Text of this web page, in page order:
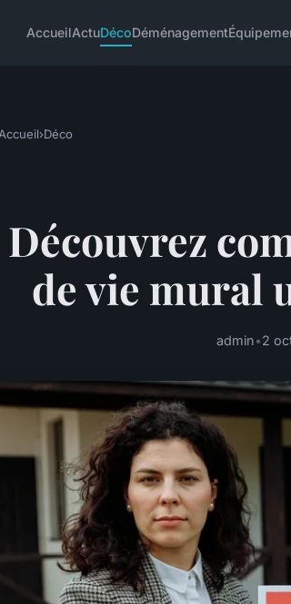
AccueilActuDécoDéménagement
Accueil›Déco
Découvrez
de vie mural
admin•2